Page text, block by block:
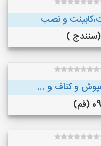
و نصب
و کناف و ...